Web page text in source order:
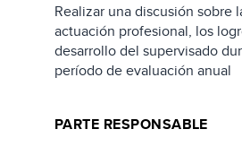
Realizar una discusión sobre
actuación profesional, los
desarrollo del supervisado
período de evaluación anual
PARTE RESPONSABLE